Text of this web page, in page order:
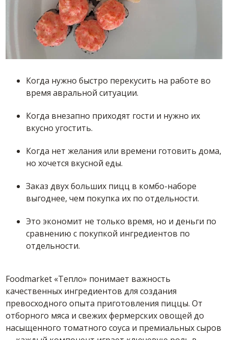
Когда нужно быстро перекусить на работе во
время авральной ситуации.
Когда внезапно приходят гости и нужно их
вкусно угостить.
Когда нет желания или времени готовить дома,
но хочется вкусной еды.
Заказ двух больших пицц в комбо-наборе
выгоднее, чем покупка их по отдельности.
Это экономит не только время, но и деньги по
сравнению с покупкой ингредиентов по
отдельности.
Foodmarket «Тепло» понимает важность
качественных ингредиентов для создания
превосходного опыта приготовления пиццы. От
отборного мяса и свежих фермерских овощей до
насыщенного томатного соуса и премиальных сыров